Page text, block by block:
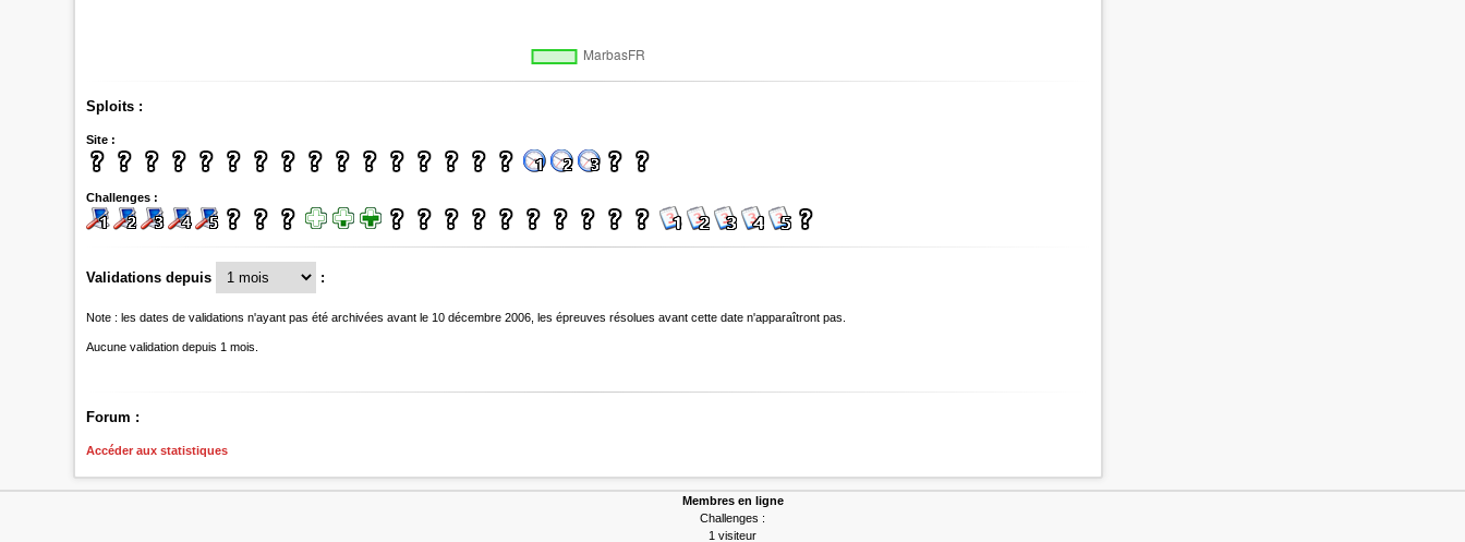
Sploits :
Site :
Challenges :
Validations depuis :
Note : les dates de validations n'ayant pas été archivées avant le 10 décembre 2006, les épreuves résolues avant cette date n'apparaîtront pas.
Aucune validation depuis 1 mois.
Forum :
Accéder aux statistiques
Membres en ligne
Challenges :
1 visiteur